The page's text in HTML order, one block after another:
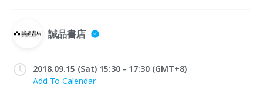
誠品書店
2018.09.15 (Sat) 15:30 - 17:30 (GMT+8)
Add To Calendar